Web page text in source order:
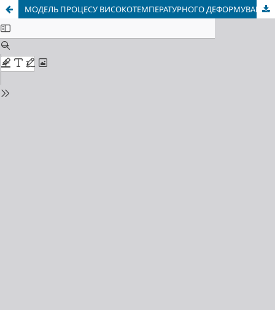
МОДЕЛЬ ПРОЦЕСУ ВИСОКОТЕМПЕРАТУРНОГО ДЕФОРМУВАННЯ КЕРАМІКИ НА ОСНОВІ НІТРИДУ КРЕМНІЮ